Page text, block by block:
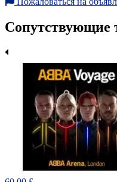
Сопутствующие